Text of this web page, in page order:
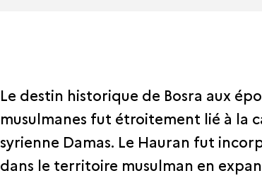
Le destin historique de Bosra aux
musulmanes fut étroitement lié à la
syrienne Damas. Le Hauran fut
dans le territoire musulman en